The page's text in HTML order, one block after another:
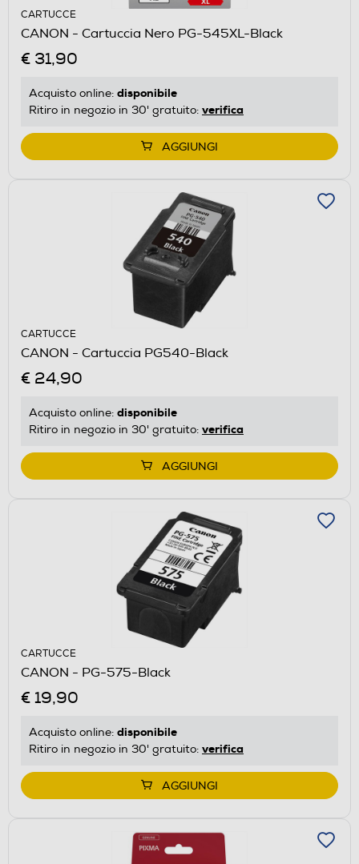
CARTUCCE
CANON - Cartuccia Nero PG-545XL-Black
€ 31,90
Acquisto online: disponibile
Ritiro in negozio in 30' gratuito: verifica
AGGIUNGI
CARTUCCE
CANON - Cartuccia PG540-Black
€ 24,90
Acquisto online: disponibile
Ritiro in negozio in 30' gratuito: verifica
AGGIUNGI
CARTUCCE
CANON - PG-575-Black
€ 19,90
Acquisto online: disponibile
Ritiro in negozio in 30' gratuito: verifica
AGGIUNGI